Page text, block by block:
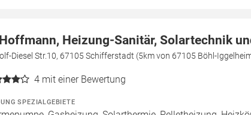
Heizung-Sanitär, Solartechnik
Diesel Str.10, 67105 Schifferstadt (5km von 67105 Böhl-
4 mit einer Bewertung
SPEZIALGEBIETE